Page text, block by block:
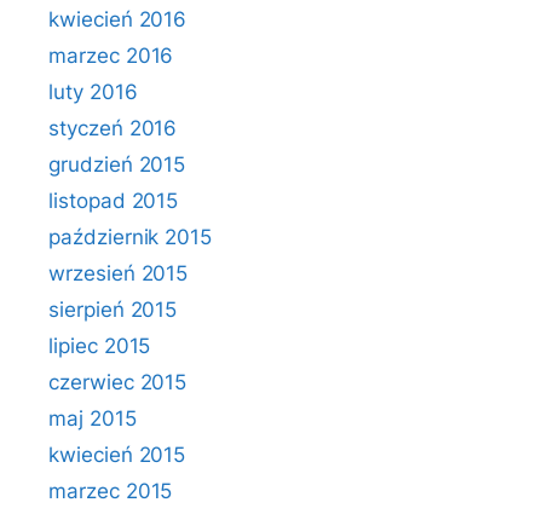
kwiecień 2016
marzec 2016
luty 2016
styczeń 2016
grudzień 2015
listopad 2015
październik 2015
wrzesień 2015
sierpień 2015
lipiec 2015
czerwiec 2015
maj 2015
kwiecień 2015
marzec 2015